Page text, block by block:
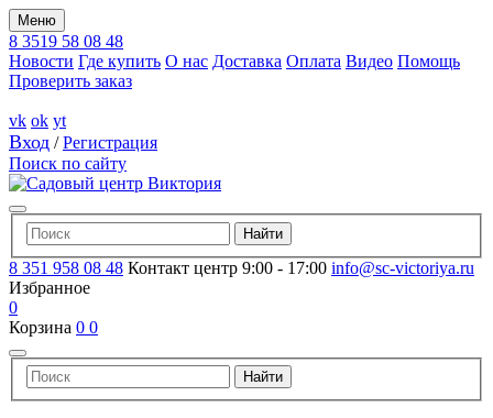
Меню
8 3519 58 08 48
Новости Где купить О нас Доставка Оплата Видео Помощь
Проверить заказ
vk ok yt
Вход /Регистрация
Поиск по сайту
8 351 958 08 48 Контакт центр 9:00 - 17:00 info@sc-victoriya.ru
Избранное
0
Корзина 0 0